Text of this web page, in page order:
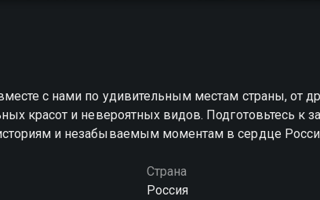
с нами по удивительным местам страны, от
красот и невероятных видов. Подготовьтесь
и незабываемым моментам в сердце
Страна
Россия